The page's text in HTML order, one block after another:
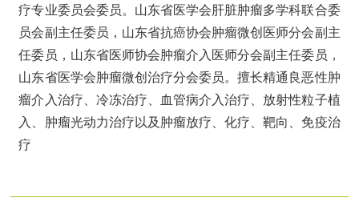
疗专业委员会委员。山东省医学会肝脏肿瘤多学科联合委
员会副主任委员，山东省抗癌协会肿瘤微创医师分会副主
任委员，山东省医师协会肿瘤介入医师分会副主任委员，
山东省医学会肿瘤微创治疗分会委员。擅长精通良恶性肿
瘤介入治疗、冷冻治疗、血管病介入治疗、放射性粒子植
入、肿瘤光动力治疗以及肿瘤放疗、化疗、靶向、免疫治
疗